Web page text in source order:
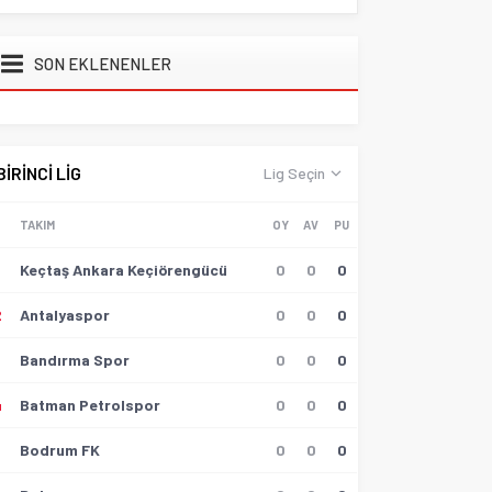
SON EKLENENLER
Lig Seçin
LİG
TAKIM OY AV PU
Keçtaş Ankara Keçiörengücü 0 0 0
Antalyaspor 0 0 0
Bandırma Spor 0 0 0
Batman Petrolspor 0 0 0
Bodrum FK 0 0 0